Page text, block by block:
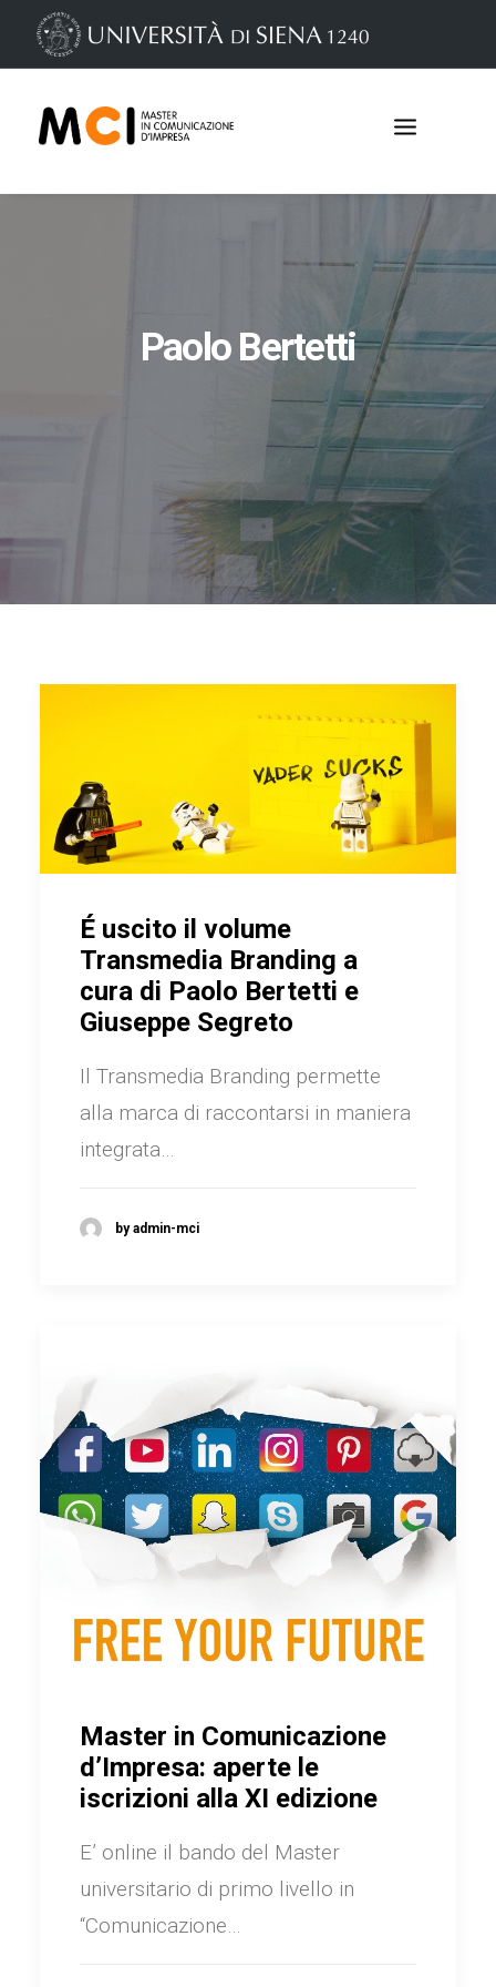
Iscrizioni
Paolo Bertetti
É uscito il volume
Transmedia Branding a
cura di Paolo Bertetti e
Giuseppe Segreto
Il Transmedia Branding permette
alla marca di raccontarsi in maniera
integrata…
by admin-mci
Master in Comunicazione
d’Impresa: aperte le
iscrizioni alla XI edizione
E’ online il bando del Master
universitario di primo livello in
“Comunicazione…